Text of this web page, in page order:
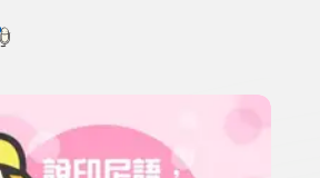
節目名稱、主持人或關鍵字